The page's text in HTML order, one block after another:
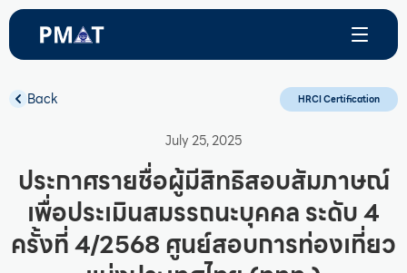
Back HRCI Certification
July 25, 2025
ประกาศรายชื่อผู้มีสิทธิสอบสัมภาษณ์
เพื่อประเมินสมรรถนะบุคคล ระดับ 4
ครั้งที่ 4/2568 ศูนย์สอบการท่องเที่ยว